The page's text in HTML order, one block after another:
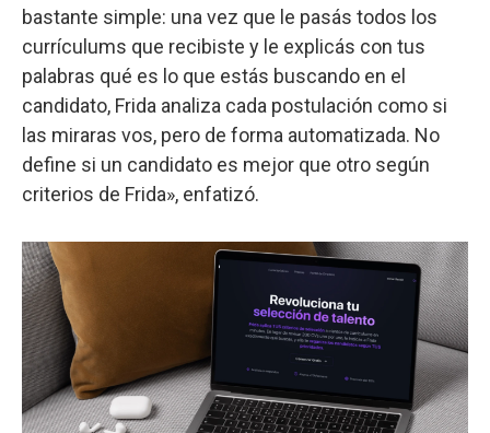
bastante simple: una vez que le pasás todos los
currículums que recibiste y le explicás con tus
palabras qué es lo que estás buscando en el
candidato, Frida analiza cada postulación como si
las miraras vos, pero de forma automatizada. No
define si un candidato es mejor que otro según
criterios de Frida», enfatizó.